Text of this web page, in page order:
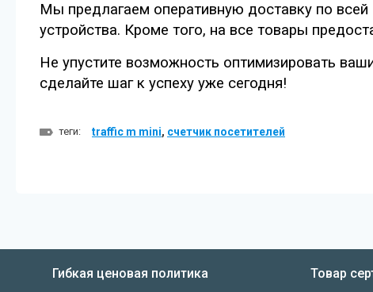
Мы предлагаем оперативную доставку по
устройства. Кроме того, на все товары
Не упустите возможность оптимизировать
сделайте шаг к успеху уже сегодня!
теги: traffic m mini, счетчик посетителей
Гибкая ценовая политика Товар